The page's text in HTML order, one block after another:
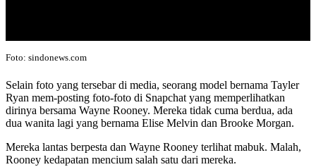
Foto: sindonews.com
Selain foto yang tersebar di media, seorang model bernama Tayler
Ryan mem-posting foto-foto di Snapchat yang memperlihatkan
dirinya bersama Wayne Rooney. Mereka tidak cuma berdua, ada
dua wanita lagi yang bernama Elise Melvin dan Brooke Morgan.
Mereka lantas berpesta dan Wayne Rooney terlihat mabuk. Malah,
Rooney kedapatan mencium salah satu dari mereka.